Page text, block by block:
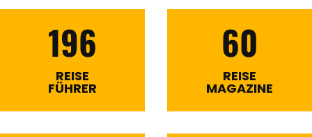
196
REISE
FÜHRER
60
REISE
MAGAZINE